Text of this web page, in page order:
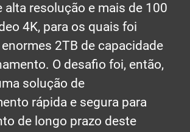
alta resolução e mais de 100
4K, para os quais foi
2TB de capacidade
O desafio foi, então,
solução de
rápida e segura para
de longo prazo deste